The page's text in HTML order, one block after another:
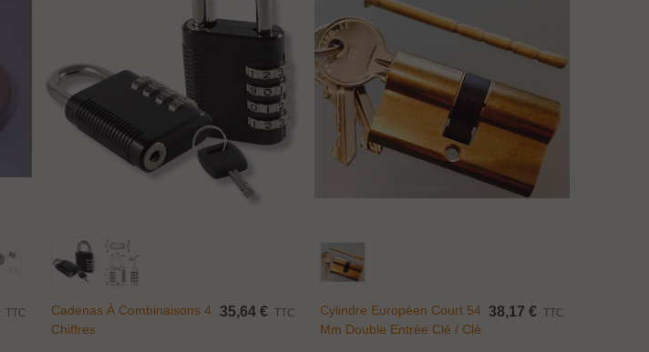
TTC
Ajouter Au Panier
Cadenas À Combinaisons 4
Chiffres
35,64 € TTC
Cylindre Européen Court 54
Mm Double Entrée Clé / Clé
38,17 € TTC